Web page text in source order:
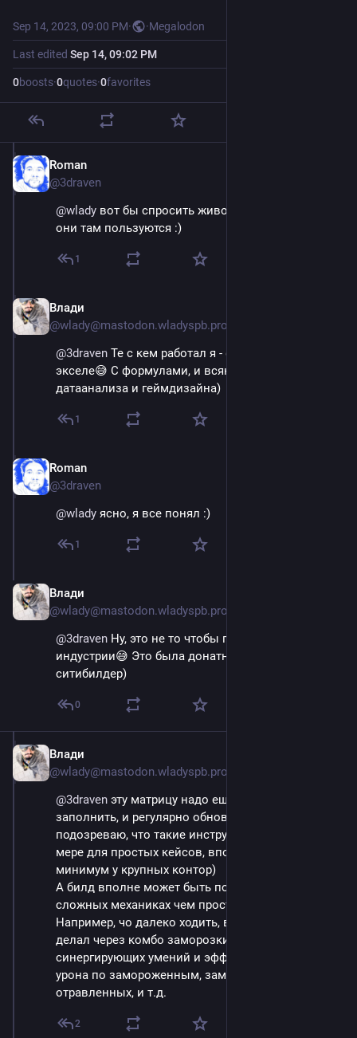
Sep 14, 2023, 09:00 PM· ·Megalodon
Last edited Sep 14, 09:02 PM
0boosts·0quotes·0favorites
Roman
@3draven
@wlady вот бы спросить живого геймдиза, чем
они там пользуются :)
1
Влади
@wlady@mastodon.wladyspb.pro
@3draven Те с кем работал я - фигачили графики в
экселе😅 С формулами, и всяким таким. На стыке
датаанализа и геймдизайна)
1
Roman
@3draven
@wlady ясно, я все понял :)
1
Влади
@wlady@mastodon.wladyspb.pro
@3draven Ну, это не то чтобы показатель для всей
индустрии😅 Это была донатная браузерка -
ситибилдер)
0
Влади
@wlady@mastodon.wladyspb.pro
@3draven эту матрицу надо ещё правильно
заполнить, и регулярно обновлять. Но вообще
подозреваю, что такие инструменты, по крайней
мере для простых кейсов, вполне себе есть, как
минимум у крупных контор)
А билд вполне может быть построен на более
сложных механиках чем просто сумма урона.
Например, чо далеко ходить, в д4 я себе билд
делал через комбо заморозки. Там куча
синергирующих умений и эффектов, типа +20%
урона по замороженным, замораживать
отравленных, и т.д.
2